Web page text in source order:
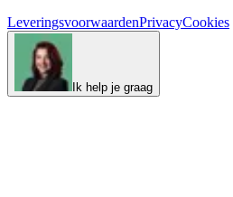
LeveringsvoorwaardenPrivacyCookies
Ik help je graag